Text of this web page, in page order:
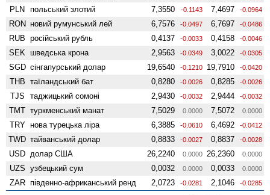
PLN польський злотий 7,3550 -0.1143 7,4697 -0.0964
RON новий румунський лей 6,7576 -0.0497 6,7697 -0.0486
RUB російський рубль 0,4137 -0.0033 0,4158 -0.0046
SEK шведська крона 2,9563 -0.0349 3,0022 -0.0305
SGD сінгапурський долар 19,6540 -0.1210 19,7910 -0.0420
THB таїландський бат 0,8280 -0.0026 0,8285 -0.0026
TJS таджицький сомоні 2,9430 -0.0032 2,9444 -0.0032
TMT туркменський манат 7,5029 0.0000 7,5072 0.0000
TRY нова турецька ліра 6,3885 -0.0610 6,4692 -0.0412
TWD тайванський долар 0,8833 -0.0027 0,8837 -0.0028
USD долар США 26,2240 0.0000 26,2360 0.0000
UZS узбецький сум 0,0032 0.0000 0,0033 0.0000
ZAR південно-африканський ренд 2,0723 -0.0281 2,1046 -0.0285